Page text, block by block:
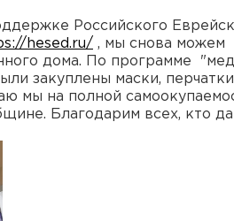
Российского
hesed.ru/ , мы снова можем
дома. По программе
закуплены маски,
мы на полной
Благодарим всех, кто